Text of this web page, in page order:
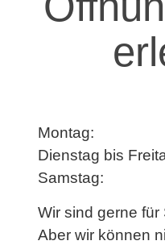
Montag:
Dienstag bis
Wir sind gerne für
Aber wir können